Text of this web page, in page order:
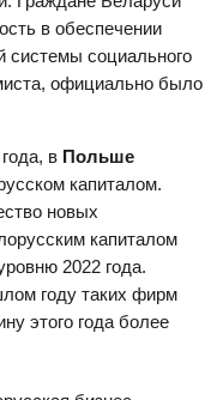
в обеспечении
системы социального
официально было
в Польше
капиталом.
новых
капиталом
2022 года.
году таких фирм
этого года более